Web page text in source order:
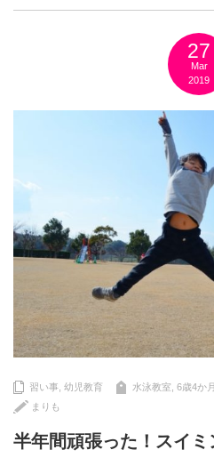
27
Mar
2019
習い事 幼児教育 水泳教室 6歳4か月
まりも
半年間頑張った！スイ